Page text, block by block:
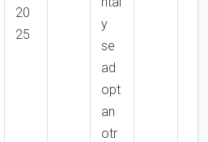
20
25
y
se
ad
opt
an
otr